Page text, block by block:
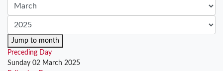
Jump to month
Preceding Day
Sunday 02 March 2025